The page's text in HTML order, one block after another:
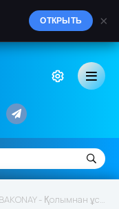
- Қолымнан ұста
ОТКРЫТЬ ×